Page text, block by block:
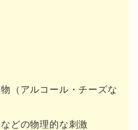
（アルコール・チーズな
どの物理的な刺激